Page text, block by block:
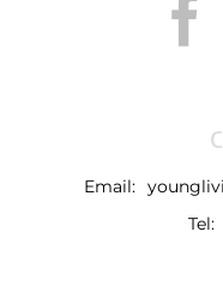
Email:
Tel: